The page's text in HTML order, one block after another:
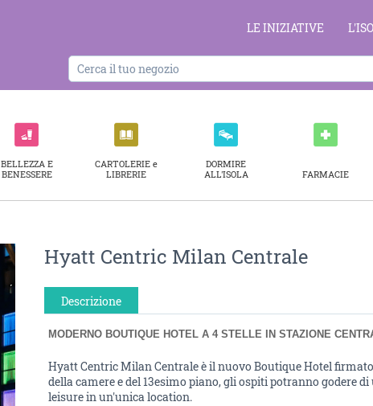
LE INIZIATIVE
BELLEZZA E
BENESSERE
CARTOLERIE e
LIBRERIE
DORMIRE
ALL'ISOLA
FARMACIE
Hyatt Centric Milan Centrale
Descrizione
MODERNO BOUTIQUE HOTEL A 4 STELLE IN STAZIONE
Hyatt Centric Milan Centrale è il nuovo Boutique Hotel
della camere e del 13esimo piano, gli ospiti potranno godere
leisure in un'unica location.